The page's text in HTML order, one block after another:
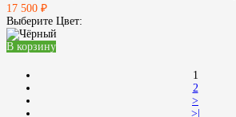
17 500 ₽
Выберите Цвет:
В корзину
1
2
>
>|